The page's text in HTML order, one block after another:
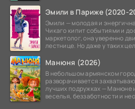
Эмили в Париже (2020-
Эмили — молодая и
Чикаго кипит событиями и
маркетолог, она уверенно
лестнице. Но даже у таких
Манюня (2026)
В небольшом армянском
разворачивается
лучших подружках — Манюне
веселья, беззаботности и